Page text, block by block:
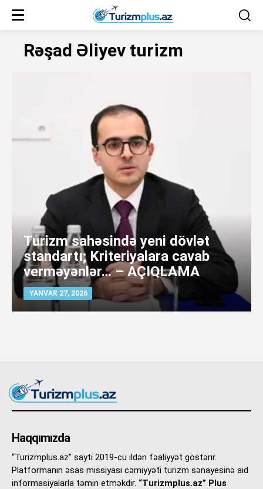
Rəşad Əliyev turizm
Turizm sahəsində yeni dövlət
standartı; Kriteriyalara cavab
verməyənlər… – AÇIQLAMA
YANVAR 27, 2026
Haqqımızda
“Turizmplus.az” saytı 2019-cu ildən fəaliyyət göstərir.
Platformanın əsas missiyası cəmiyyəti turizm sənayesinə aid
informasiyalarla təmin etməkdir. “Turizmplus.az” Plus